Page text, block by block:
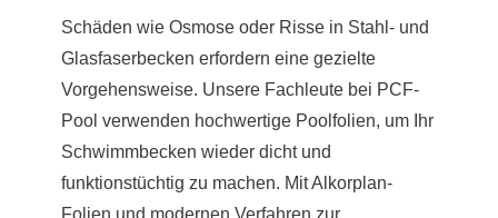
Schäden wie Osmose oder Risse in Stahl- und
Glasfaserbecken erfordern eine gezielte
Vorgehensweise. Unsere Fachleute bei PCF-
Pool verwenden hochwertige Poolfolien, um Ihr
Schwimmbecken wieder dicht und
funktionstüchtig zu machen. Mit Alkorplan-
Folien und modernen Verfahren zur